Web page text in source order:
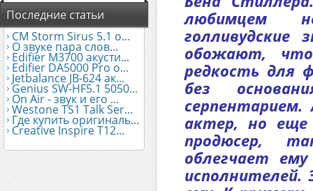
Последние статьи
CM Storm Sirus 5.1 о...
О звуке пара слов...
Edifier М3700 акусти...
Edifier DA5000 Pro о...
Jetbalance JB-624 ак...
Genius SW-HF5.1 5050...
On Air - звук и его ...
Westone TS1 Talk Ser...
Где купить оригиналь...
Creative Inspire T12...
любимцем
голливудские
обожают,
редкость для
без
актер, но еще
продюсер,
облегчает